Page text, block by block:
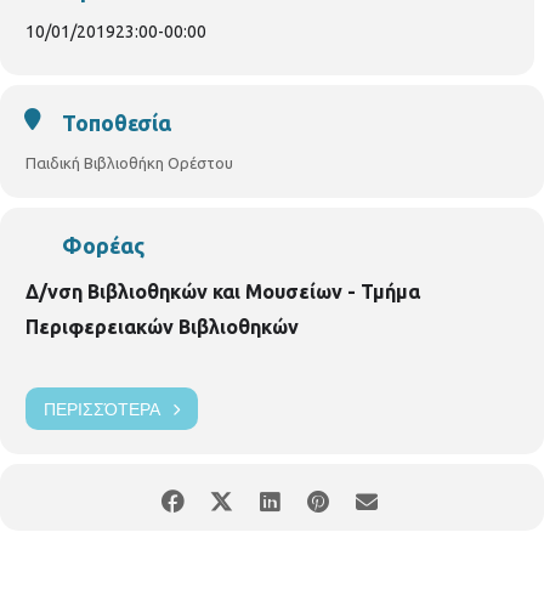
10/01/201923:00-00:00
Τοποθεσία
Παιδική Βιβλιοθήκη Ορέστου
Φορέας
Δ/νση Βιβλιοθηκών και Μουσείων - Τμήμα
Περιφερειακών Βιβλιοθηκών
ΠΕΡΙΣΣΌΤΕΡΑ